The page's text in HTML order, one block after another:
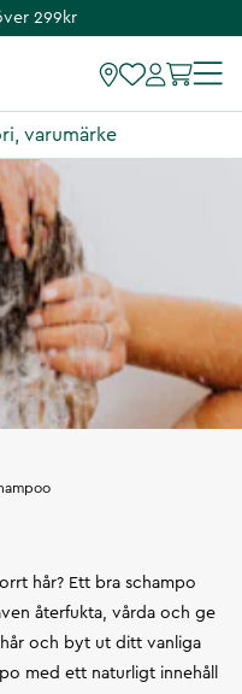
299kr
hår? Ett bra schampo
återfukta, vårda och ge
och byt ut ditt vanliga
med ett naturligt innehåll